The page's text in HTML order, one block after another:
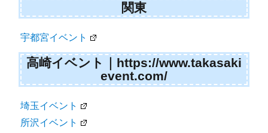
関東
宇都宮イベント
高崎イベント｜https://www.takasaki
event.com/
埼玉イベント
所沢イベント